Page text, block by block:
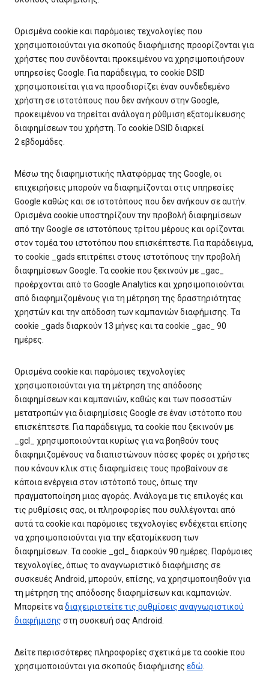
Ορισμένα cookie και παρόμοιες τεχνολογίες που
χρησιμοποιούνται για σκοπούς διαφήμισης προορίζονται για
χρήστες που συνδέονται προκειμένου να χρησιμοποιήσουν
υπηρεσίες Google. Για παράδειγμα, το cookie DSID
χρησιμοποιείται για να προσδιορίζει έναν συνδεδεμένο
χρήστη σε ιστοτόπους που δεν ανήκουν στην Google,
προκειμένου να τηρείται ανάλογα η ρύθμιση εξατομίκευσης
διαφημίσεων του χρήστη. Το cookie DSID διαρκεί
2 εβδομάδες.
Μέσω της διαφημιστικής πλατφόρμας της Google, οι
επιχειρήσεις μπορούν να διαφημίζονται στις υπηρεσίες
Google καθώς και σε ιστοτόπους που δεν ανήκουν σε αυτήν.
Ορισμένα cookie υποστηρίζουν την προβολή διαφημίσεων
από την Google σε ιστοτόπους τρίτου μέρους και ορίζονται
στον τομέα του ιστοτόπου που επισκέπτεστε. Για παράδειγμα,
το cookie _gads επιτρέπει στους ιστοτόπους την προβολή
διαφημίσεων Google. Τα cookie που ξεκινούν με _gac_
προέρχονται από το Google Analytics και χρησιμοποιούνται
από διαφημιζομένους για τη μέτρηση της δραστηριότητας
χρηστών και την απόδοση των καμπανιών διαφήμισης. Τα
cookie _gads διαρκούν 13 μήνες και τα cookie _gac_ 90
ημέρες.
Ορισμένα cookie και παρόμοιες τεχνολογίες
χρησιμοποιούνται για τη μέτρηση της απόδοσης
διαφημίσεων και καμπανιών, καθώς και των ποσοστών
μετατροπών για διαφημίσεις Google σε έναν ιστότοπο που
επισκέπτεστε. Για παράδειγμα, τα cookie που ξεκινούν με
_gcl_ χρησιμοποιούνται κυρίως για να βοηθούν τους
διαφημιζομένους να διαπιστώνουν πόσες φορές οι χρήστες
που κάνουν κλικ στις διαφημίσεις τους προβαίνουν σε
κάποια ενέργεια στον ιστότοπό τους, όπως την
πραγματοποίηση μιας αγοράς. Ανάλογα με τις επιλογές και
τις ρυθμίσεις σας, οι πληροφορίες που συλλέγονται από
αυτά τα cookie και παρόμοιες τεχνολογίες ενδέχεται επίσης
να χρησιμοποιούνται για την εξατομίκευση των
διαφημίσεων. Τα cookie _gcl_ διαρκούν 90 ημέρες. Παρόμοιες
τεχνολογίες, όπως το αναγνωριστικό διαφήμισης σε
συσκευές Android, μπορούν, επίσης, να χρησιμοποιηθούν για
τη μέτρηση της απόδοσης διαφημίσεων και καμπανιών.
Μπορείτε ναδιαχειριστείτε τις ρυθμίσεις αναγνωριστικού
διαφήμισης στη συσκευή σας Android.
Δείτε περισσότερες πληροφορίες σχετικά με τα cookie που
χρησιμοποιούνται για σκοπούς διαφήμισης εδώ.